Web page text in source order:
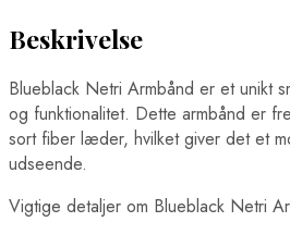
Beskrivelse
Blueblack Netri Armbånd er et unikt
og funktionalitet. Dette armbånd er
sort fiber læder, hvilket giver det et
udseende.
Vigtige detaljer om Blueblack Netri